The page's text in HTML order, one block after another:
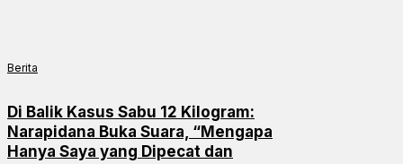
Berita
Di Balik Kasus Sabu 12 Kilogram:
Narapidana Buka Suara, “Mengapa
Hanya Saya yang Dipecat dan